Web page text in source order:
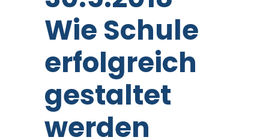
Wie Schule
erfolgreich
gestaltet
werden